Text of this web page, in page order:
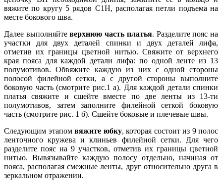
вяжите по кругу 5 рядов С1Н, располагая петли подъема на
месте бокового шва.
Далее выполняйтеверхнюю часть платья. Разделите пояс на
участки для двух деталей спинки и двух деталей лифа,
отметив их границы цветной нитью. Свяжите от верхнего
края пояса для каждой детали лифа: по одной ленте из 13
полумотивов. Обвяжите каждую из них с одной стороны
полосой филейной сетки, а с другой стороны выполните
боковую часть (смотрите рис.1 а). Для каждой детали спинки
платья свяжите и сшейте вместе по две ленты из 13-ти
полумотивов, затем заполните филейной сеткой боковую
часть (смотрите рис. 1 б). Сшейте боковые и плечевые швы.
Следующим этапом вяжите юбку, которая состоит из 9 полос
ленточного кружева и клиньев филейной сетки. Для чего
разделите пояс на 9 участков, отметив их границы цветной
нитью. Вывязывайте каждую полосу отдельно, начиная от
пояса, располагая смежные ленты, друг относительно друга в
зеркальном отражении.